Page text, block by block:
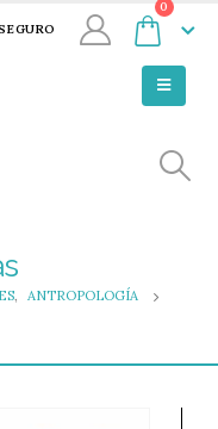
0
,
ANTROPOLOGÍA